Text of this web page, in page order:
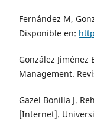
Fernández M,
Disponible en:
González Jiménez
Management.
Gazel Bonilla J.
[Internet].